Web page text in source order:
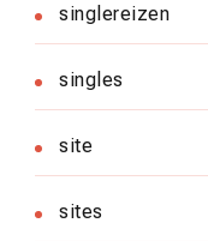
singlereizen
singles
site
sites